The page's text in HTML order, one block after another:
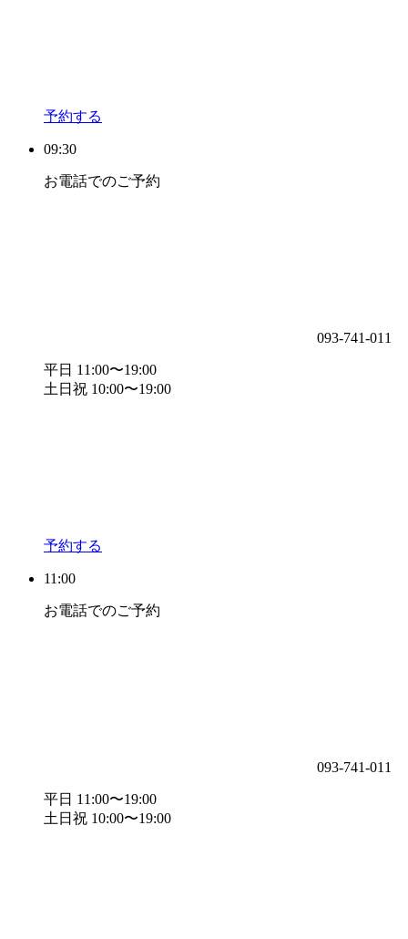
予約する
09:30
お電話でのご予約
093-741-011
平日 11:00〜19:00
土日祝 10:00〜19:00
予約する
11:00
お電話でのご予約
093-741-011
平日 11:00〜19:00
土日祝 10:00〜19:00